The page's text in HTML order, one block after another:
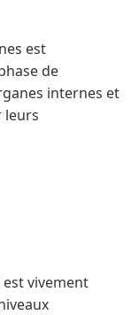
est
de
internes et
leurs
est vivement